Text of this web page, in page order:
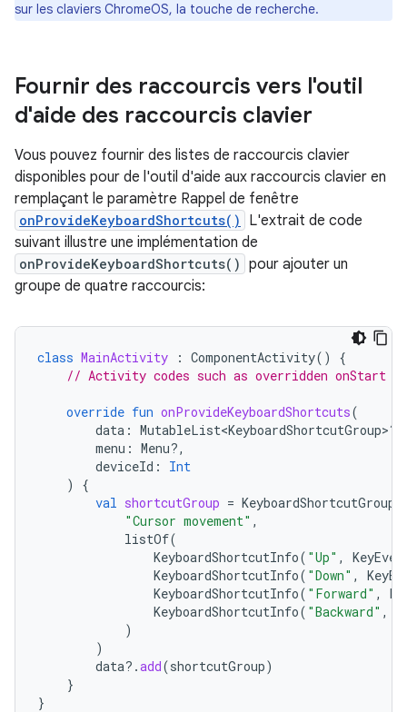
sur les claviers ChromeOS, la touche de recherche.
Fournir des raccourcis vers l'outil
d'aide des raccourcis clavier
Vous pouvez fournir des listes de raccourcis clavier
disponibles pour de l'outil d'aide aux raccourcis clavier en
remplaçant le paramètre Rappel de fenêtre
onProvideKeyboardShortcuts()
L'extrait de code
suivant illustre une implémentation de
onProvideKeyboardShortcuts() pour ajouter un
groupe de quatre raccourcis:
class MainActivity : ComponentActivity()
{
// Activity codes such as overridden onStart
override fun onProvideKeyboardShortcuts(
data : MutableList<KeyboardShortcutGroup>?,
menu : Menu?,
deviceId :
Int
)
{
val shortcutGroup = KeyboardShortcutGroup
"Cursor movement" ,
listOf(
KeyboardShortcutInfo( "Up" ,
KeyboardShortcutInfo( "Down" ,
KeyboardShortcutInfo( "Forward" ,
KeyboardShortcutInfo( "Backward" ,
)
)
data?.add(shortcutGroup)
}
}